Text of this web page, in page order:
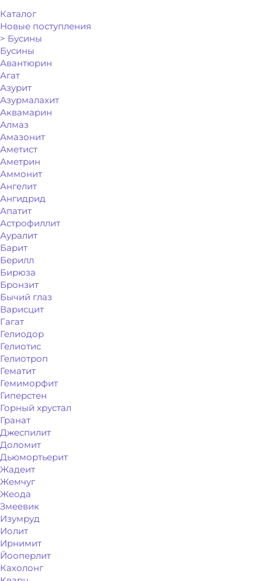
Каталог
Новые поступления
> Бусины
Бусины
Авантюрин
Агат
Азурит
Азурмалахит
Аквамарин
Алмаз
Амазонит
Аметист
Аметрин
Аммонит
Ангелит
Ангидрид
Апатит
Астрофиллит
Ауралит
Барит
Берилл
Бирюза
Бронзит
Бычий глаз
Варисцит
Гагат
Гелиодор
Гелиотис
Гелиотроп
Гематит
Гемиморфит
Гиперстен
Горный хрустал
Гранат
Джеспилит
Доломит
Дьюмортьерит
Жадеит
Жемчуг
Жеода
Змеевик
Изумруд
Иолит
Ирнимит
Йооперлит
Кахолонг